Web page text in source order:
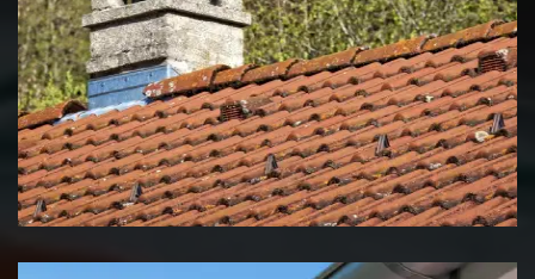
Couvreur zingueur 39 Jura